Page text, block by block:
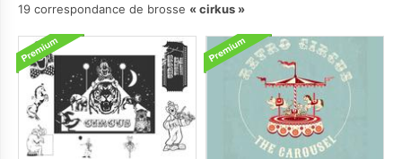
19 correspondance de brosse
cirkus